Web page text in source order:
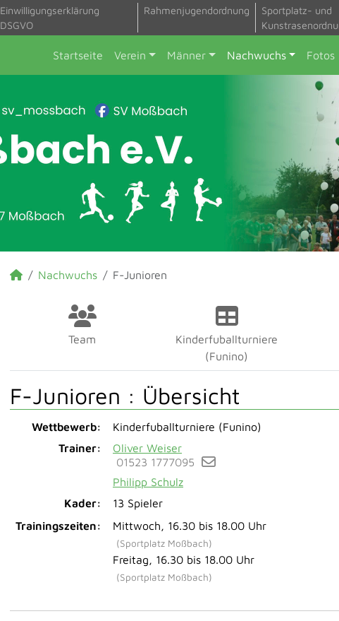
Einwilligungserklärung
DSGVO
Rahmenjugendordnung
Sportplatz- und
Startseite Verein Männer Nachwuchs Fotos
Nachwuchs F-Junioren
Team
Kinderfuballturniere
(Funino)
F-Junioren : Übersicht
Wettbewerb:
Kinderfuballturniere (Funino)
Trainer:
Oliver Weiser
01523 1777095
Philipp Schulz
Kader:
13 Spieler
Trainingszeiten:
Mittwoch, 16.30 bis 18.00 Uhr
(Sportplatz Moßbach)
Freitag, 16.30 bis 18.00 Uhr
(Sportplatz Moßbach)